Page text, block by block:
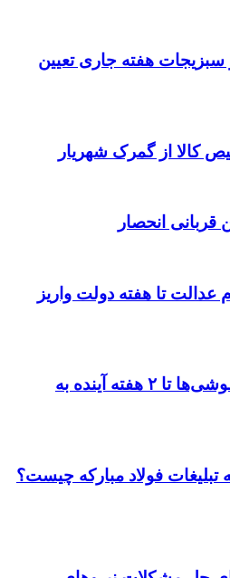
هفته جاری تعیین
کالا از گمرک شهریار
انحصار
تا هفته دولت واریز
رجبی مشهدی: خاموشی‌ها تا ۲ هفته آینده به
تبلیغات فولاد مبارکه چیست؟